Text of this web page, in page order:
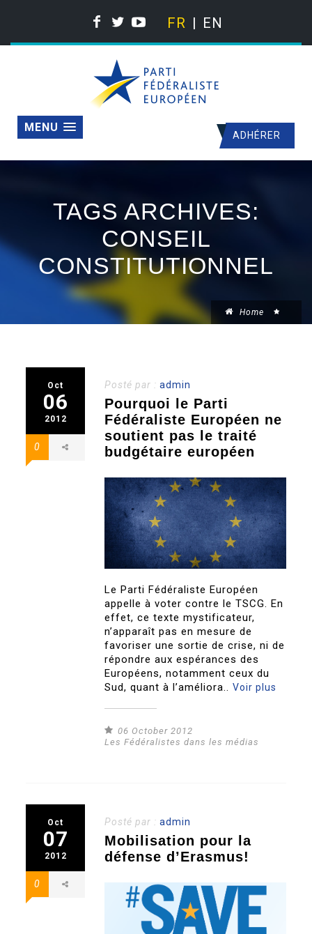
FR EN
ADHÉRER
MENU
TAGS ARCHIVES:
CONSEIL
CONSTITUTIONNEL
Home
Oct
06
2012
0
Posté par :admin
Pourquoi le Parti
Fédéraliste Européen ne
soutient pas le traité
budgétaire européen
Le Parti Fédéraliste Européen
appelle à voter contre le TSCG. En
effet, ce texte mystificateur,
n’apparaît pas en mesure de
favoriser une sortie de crise, ni de
répondre aux espérances des
Européens, notamment ceux du
Sud, quant à l’améliora..Voir plus
06 October 2012
Les Fédéralistes dans les médias
Oct
07
2012
0
Posté par :admin
Mobilisation pour la
défense d’Erasmus!